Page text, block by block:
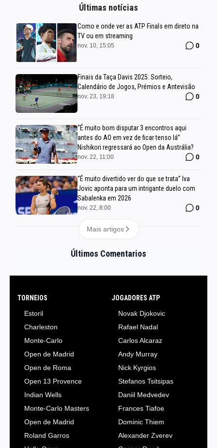
Últimas notícias
Como e onde ver as ATP Finals em direto na
TV ou em streaming
nov. 10, 15:05 0
Finais da Taça Davis 2025: Sorteio,
Calendário de Jogos, Prémios e Antevisão
nov. 23, 19:18 0
“É muito bom disputar 3 encontros aqui
antes do AO em vez de ficar tenso lá”
Nishikori regressará ao Open da Austrália?
nov. 22, 11:00 0
“É muito divertido ver do que se trata” Iva
Jovic aponta para um intrigante duelo com
Sabalenka em 2026
nov. 22, 8:00 0
Mais artigos
Últimos Comentarios
TORNEIOS
Estoril
Charleston
Monte-Carlo
Open de Madrid
Open de Roma
Open 13 Provence
Indian Wells
Monte-Carlo Masters
Open de Madrid
Roland Garros
JOGADORES ATP
Novak Djokovic
Rafael Nadal
Carlos Alcaraz
Andy Murray
Nick Kyrgios
Stefanos Tsitsipas
Daniil Medvedev
Frances Tiafoe
Dominic Thiem
Alexander Zverev